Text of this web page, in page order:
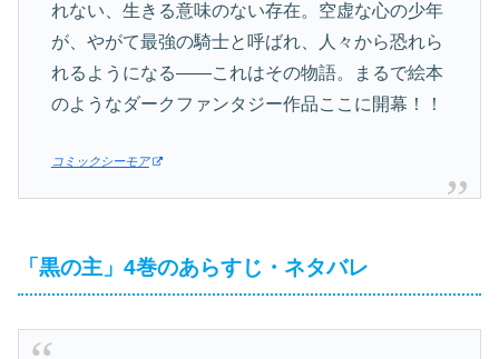
れない、生きる意味のない存在。空虚な心の少年
が、やがて最強の騎士と呼ばれ、人々から恐れら
れるようになる――これはその物語。まるで絵本
のようなダークファンタジー作品ここに開幕！！
コミックシーモア
「黒の主」4巻のあらすじ・ネタバレ